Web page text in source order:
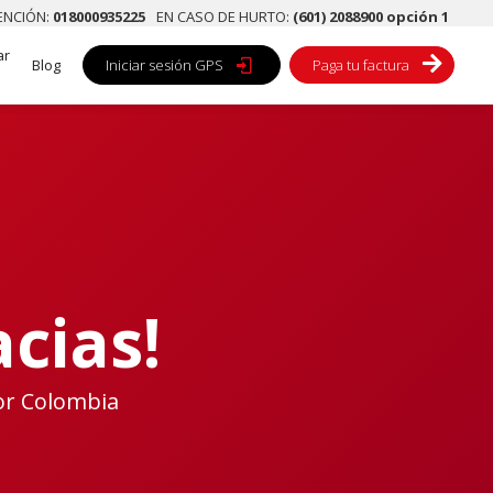
018000935225 EN CASO DE HURTO: (601) 2088900 opción 1
Blog Iniciar sesión GPS  Paga tu factura 
Colombia